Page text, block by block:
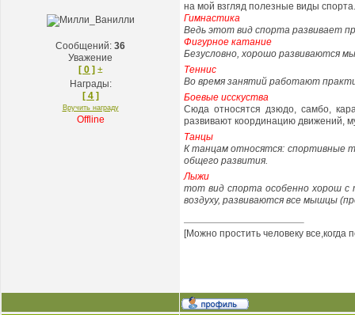
Сообщений: 36
Уважение
[ 0 ] ±
Награды:
[ 4 ]
Вручить награду
Offline
на мой взгляд полезные виды
Гимнастика
Ведь этот вид спорта развивает
Фигурное катание
Безусловно, хоро­шо развиваются
Теннис
Во время занятий работают
Боевые исскуства
Сюда относятся дзюдо, самбо,
развивают ко­ординацию движений,
Танцы
К танцам относятся: спортивные
общего развития.
Лыжи
тот вид спорта особенно хо­рош с
воздуху, развиваются все мышцы
[Можно простить человеку все,когда